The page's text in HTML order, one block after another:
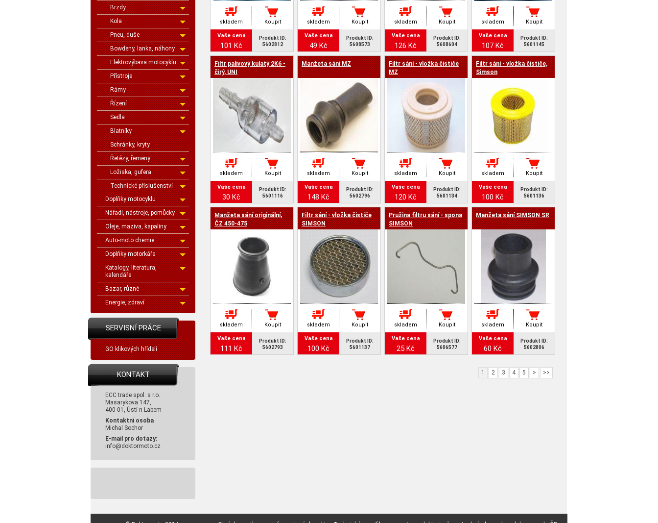
Brzdy
Kola
Pneu, duše
Bowdeny, lanka, náhony
Elektrovýbava motocyklu
Přístroje
Rámy
Řízení
Sedla
Blatníky
Schránky, kryty
Řetězy, řemeny
Ložiska, gufera
Technické příslušenství
Doplňky motocyklu
Nářadí, nástroje, pomůcky
Oleje, maziva, kapaliny
Auto-moto chemie
Doplňky motorkáře
Katalogy, literatura,
kalendáře
Bazar, různé
Energie, zdraví
SERVISNÍ PRÁCE
GO klikových hřídelí
KONTAKT
ECC trade spol. s r.o.
Masarykova 147,
400 01, Ústí n Labem
Kontaktní osoba
Michal Sochor
E-mail pro dotazy:
info@doktormoto.cz
skladem Koupit
Vaše cena
101 Kč
Produkt ID:
5602812
skladem Koupit
Vaše cena
49 Kč
Produkt ID:
5608573
skladem Koupit
Vaše cena
126 Kč
Produkt ID:
5608604
skladem Koupit
Vaše cena
107 Kč
Produkt ID:
5601145
Filtr palivový kulatý 2K6 -
čirý, UNI
skladem Koupit
Vaše cena
30 Kč
Produkt ID:
5601116
Manžeta sání MZ
skladem Koupit
Vaše cena
148 Kč
Produkt ID:
5602796
Filtr sání - vložka čističe
MZ
skladem Koupit
Vaše cena
120 Kč
Produkt ID:
5601134
Filtr sání - vložka čističe,
Simson
skladem Koupit
Vaše cena
100 Kč
Produkt ID:
5601136
Manžeta sání originální,
ČZ 450-475
skladem Koupit
Vaše cena
111 Kč
Produkt ID:
5602793
Filtr sání - vložka čističe
SIMSON
skladem Koupit
Vaše cena
100 Kč
Produkt ID:
5601137
Pružina filtru sání - spona
SIMSON
skladem Koupit
Vaše cena
25 Kč
Produkt ID:
5606577
Manžeta sání SIMSON SR
skladem Koupit
Vaše cena
60 Kč
Produkt ID:
5602806
1 2 3 4 5 > >>